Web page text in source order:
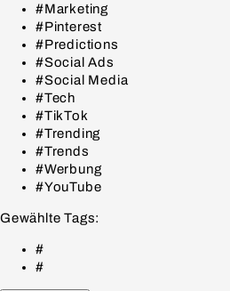
#Marketing
#Pinterest
#Predictions
#Social Ads
#Social Media
#Tech
#TikTok
#Trending
#Trends
#Werbung
#YouTube
Gewählte Tags:
#
#